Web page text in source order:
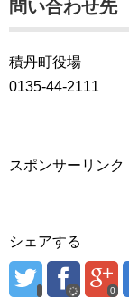
問い合わせ先
積丹町役場
0135-44-2111
スポンサーリンク
シェアする
0